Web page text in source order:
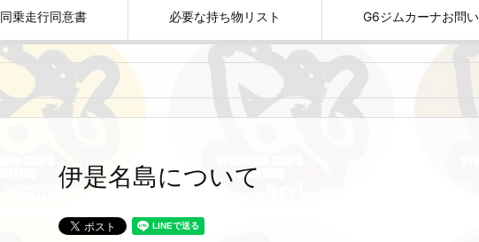
同乗走行同意書 必要な持ち物リスト G6ジムカーナお問
伊是名島について